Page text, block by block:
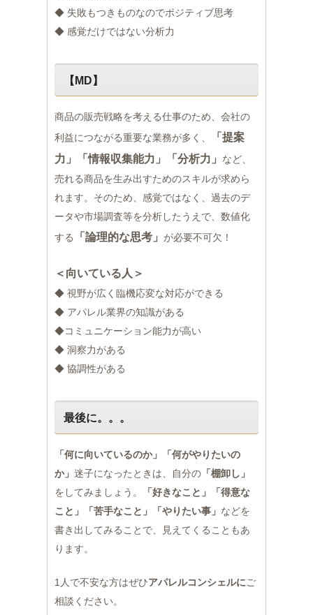
◆ 失敗もつきものなのでポジティブ思考
◆ 感覚だけではない分析力
【MD】
商品の販売戦略を考える仕事のため、会社の
利益につながる重要な業務が多く、
「提案
力」「情報収集能力」「分析力」 など、
売れる商品を生み出すためのスキルが求めら
れます。そのため、感覚ではなく、過去のデ
ータや市場調査等を分析したうえで、数値化
する
「論理的な思考」 が必要不可欠！
＜向いている人＞
◆ 視野が広く臨機応変な対応ができる
◆ アパレル業界の知識がある
◆コミュニケーション能力が高い
◆ 洞察力がある
◆ 協調性がある
最後に。。。
「何に向いているのか」「何がやりたいの
か」 迷子になったときは、自分の 「棚卸し」
をしてみましょう。
「好きなこと」「得意な
こと」「苦手なこと」「やりたい事」 などを
書き出してみることで、見えてくることもあ
ります。
1人で不安な方はぜひアパレルコンシェルにご
相談ください。